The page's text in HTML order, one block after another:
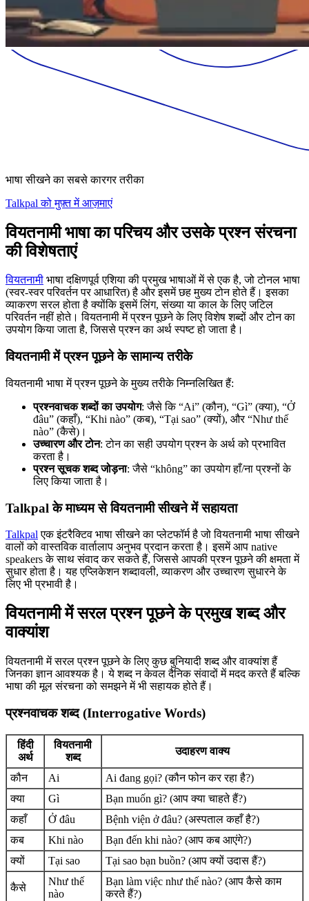
भाषा सीखने का सबसे कारगर तरीका
Talkpal को मुफ़्त में आज़माएं
वियतनामी भाषा का परिचय और उसके प्रश्न संरचना
की विशेषताएं
वियतनामी भाषा दक्षिणपूर्व एशिया की प्रमुख भाषाओं में से एक है, जो टोनल भाषा
(स्वर-स्वर परिवर्तन पर आधारित) है और इसमें छह मुख्य टोन होते हैं। इसका
व्याकरण सरल होता है क्योंकि इसमें लिंग, संख्या या काल के लिए जटिल
परिवर्तन नहीं होते। वियतनामी में प्रश्न पूछने के लिए विशेष शब्दों और टोन का
उपयोग किया जाता है, जिससे प्रश्न का अर्थ स्पष्ट हो जाता है।
वियतनामी में प्रश्न पूछने के सामान्य तरीके
वियतनामी भाषा में प्रश्न पूछने के मुख्य तरीके निम्नलिखित हैं:
प्रश्नवाचक शब्दों का उपयोग: जैसे कि “Ai” (कौन), “Gì” (क्या), “Ở
đâu” (कहाँ), “Khi nào” (कब), “Tại sao” (क्यों), और “Như thế
nào” (कैसे)।
उच्चारण और टोन: टोन का सही उपयोग प्रश्न के अर्थ को प्रभावित
करता है।
प्रश्न सूचक शब्द जोड़ना: जैसे “không” का उपयोग हाँ/ना प्रश्नों के
लिए किया जाता है।
Talkpal के माध्यम से वियतनामी सीखने में सहायता
Talkpal एक इंटरैक्टिव भाषा सीखने का प्लेटफॉर्म है जो वियतनामी भाषा सीखने
वालों को वास्तविक वार्तालाप अनुभव प्रदान करता है। इसमें आप native
speakers के साथ संवाद कर सकते हैं, जिससे आपकी प्रश्न पूछने की क्षमता में
सुधार होता है। यह एप्लिकेशन शब्दावली, व्याकरण और उच्चारण सुधारने के
लिए भी प्रभावी है।
वियतनामी में सरल प्रश्न पूछने के प्रमुख शब्द और
वाक्यांश
वियतनामी में सरल प्रश्न पूछने के लिए कुछ बुनियादी शब्द और वाक्यांश हैं
जिनका ज्ञान आवश्यक है। ये शब्द न केवल दैनिक संवादों में मदद करते हैं बल्कि
भाषा की मूल संरचना को समझने में भी सहायक होते हैं।
प्रश्नवाचक शब्द (Interrogative Words)
हिंदी
अर्थ
वियतनामी
शब्द
उदाहरण वाक्य
कौन Ai
Ai đang gọi? (कौन फोन कर रहा है?)
क्या
Gì
Bạn muốn gì? (आप क्या चाहते हैं?)
कहाँ
Ở đâu
Bệnh viện ở đâu? (अस्पताल कहाँ है?)
कब
Khi nào
Bạn đến khi nào? (आप कब आएंगे?)
क्यों
Tại sao Tại sao bạn buồn? (आप क्यों उदास हैं?)
कैसे
Như thế
nào
Bạn làm việc như thế nào? (आप कैसे काम
करते हैं?)